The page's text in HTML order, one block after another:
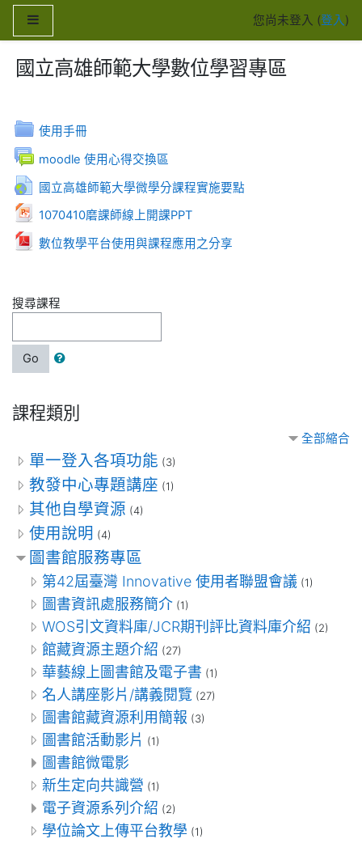
跳至主內容
您尚未登入 (登入)
國立高雄師範大學數位學習專區
使用手冊
資料夾
moodle 使用心得交換區
討論區
國立高雄師範大學微學分課程實施要點
網址
1070410磨課師線上開課PPT
檔案
數位教學平台使用與課程應用之分享
檔案
搜尋課程
Go
課程類別
全部縮合
單一登入各項功能 (3)
教發中心專題講座 (1)
其他自學資源 (4)
使用說明 (4)
圖書館服務專區
第42屆臺灣 Innovative 使用者聯盟會議 (1)
圖書資訊處服務簡介 (1)
WOS引文資料庫/JCR期刊評比資料庫介紹 (2)
館藏資源主題介紹 (27)
華藝線上圖書館及電子書 (1)
名人講座影片/講義閱覽 (27)
圖書館藏資源利用簡報 (3)
圖書館活動影片 (1)
圖書館微電影
新生定向共識營 (1)
電子資源系列介紹 (2)
學位論文上傳平台教學 (1)